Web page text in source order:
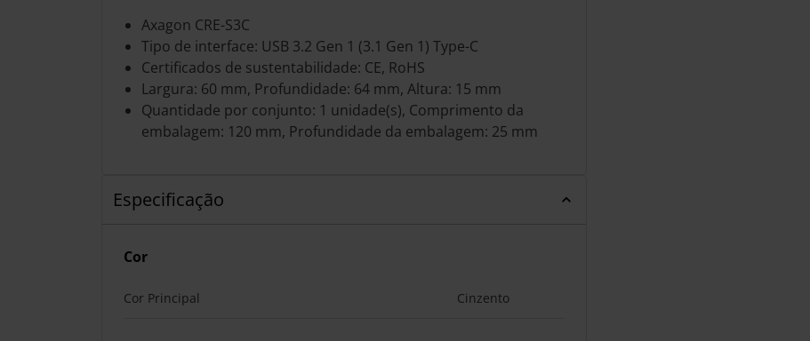
Axagon CRE-S3C
Tipo de interface: USB 3.2 Gen 1 (3.1 Gen 1) Type-C
Certificados de sustentabilidade: CE, RoHS
Largura: 60 mm, Profundidade: 64 mm, Altura: 15 mm
Quantidade por conjunto: 1 unidade(s), Comprimento da
embalagem: 120 mm, Profundidade da embalagem: 25 mm
Especificação
Cor
Cor Principal Cinzento